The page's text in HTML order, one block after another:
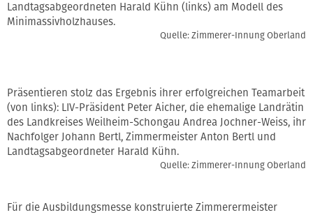
Landtagsabgeordneten Harald Kühn (links) am Modell des
Minimassivholzhauses.
Quelle: Zimmerer-Innung Oberland
Präsentieren stolz das Ergebnis ihrer erfolgreichen Teamarbeit
(von links): LIV-Präsident Peter Aicher, die ehemalige Landrätin
des Landkreises Weilheim-Schongau Andrea Jochner-Weiss, ihr
Nachfolger Johann Bertl, Zimmermeister Anton Bertl und
Landtagsabgeordneter Harald Kühn.
Quelle: Zimmerer-Innung Oberland
Für die Ausbildungsmesse konstruierte Zimmerermeister